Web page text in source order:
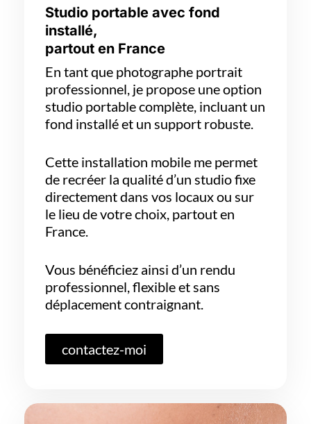
Studio portable avec fond
installé,
partout en France
En tant que photographe portrait
professionnel, je propose une option
studio portable complète, incluant un
fond installé et un support robuste.
Cette installation mobile me permet
de recréer la qualité d’un studio fixe
directement dans vos locaux ou sur
le lieu de votre choix, partout en
France.
Vous bénéficiez ainsi d’un rendu
professionnel, flexible et sans
déplacement contraignant.
contactez-moi